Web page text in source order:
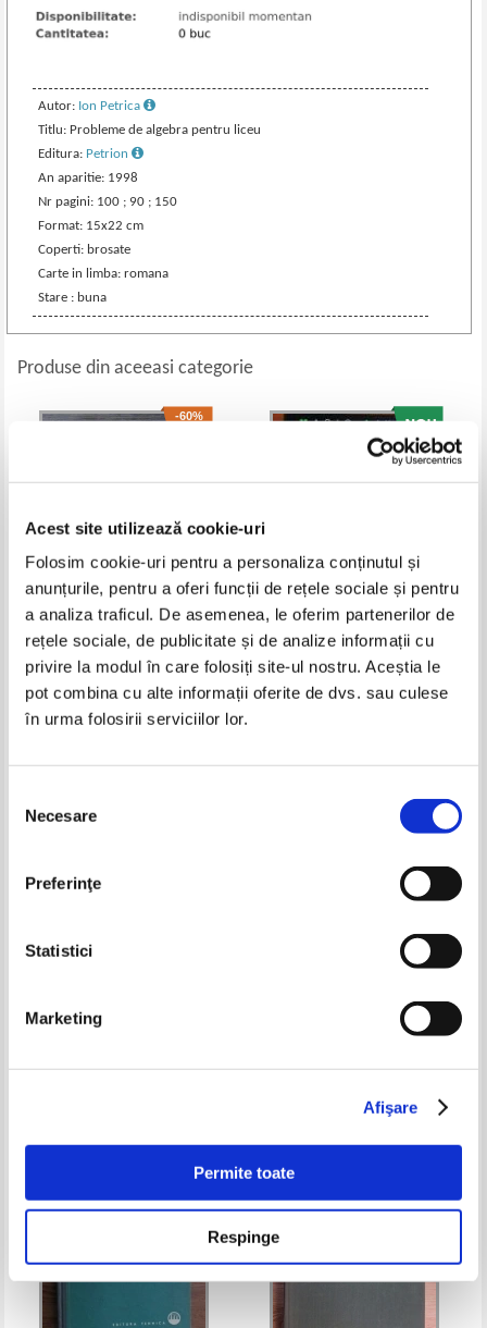
Acest site utilizează cookie-uri
Folosim cookie-uri pentru a personaliza conținutul și
anunțurile, pentru a oferi funcții de rețele sociale și pentru
a analiza traficul. De asemenea, le oferim partenerilor de
rețele sociale, de publicitate și de analize informații cu
privire la modul în care folosiți site-ul nostru. Aceștia le
pot combina cu alte informații oferite de dvs. sau culese
în urma folosirii serviciilor lor.
consimțământului
Necesare
Preferinţe
Statistici
Marketing
Afişare
Permite toate
Respinge
Autor: Ion Petrica
Titlu: Probleme de algebra pentru liceu
Editura: Petrion
An aparitie: 1998
Nr pagini: 100 ; 90 ; 150
Format: 15x22 cm
Coperti: brosate
Carte in limba: romana
Stare : buna
Produse din aceeasi categorie
-60%
Wilhelm W. Kecs - The
convolution product and some
applications
Pret: 140,00Lei 56,00 Lei
Adaugă în coș
Mario Livio - Sectiunea de aur.
Povestea lui phi, cel mai uimitor
Pret:60,00 Lei
Maurice Olley - Chassis design.
Principles and analysis
Alan Dix - Statistics for HCI,
making sense of quantitative
-30% -60%